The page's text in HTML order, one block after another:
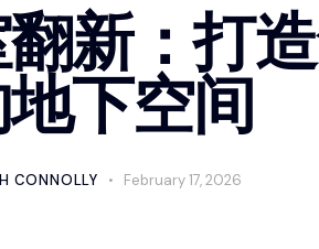
新：打
下空间
CONNOLLY February 17, 2026